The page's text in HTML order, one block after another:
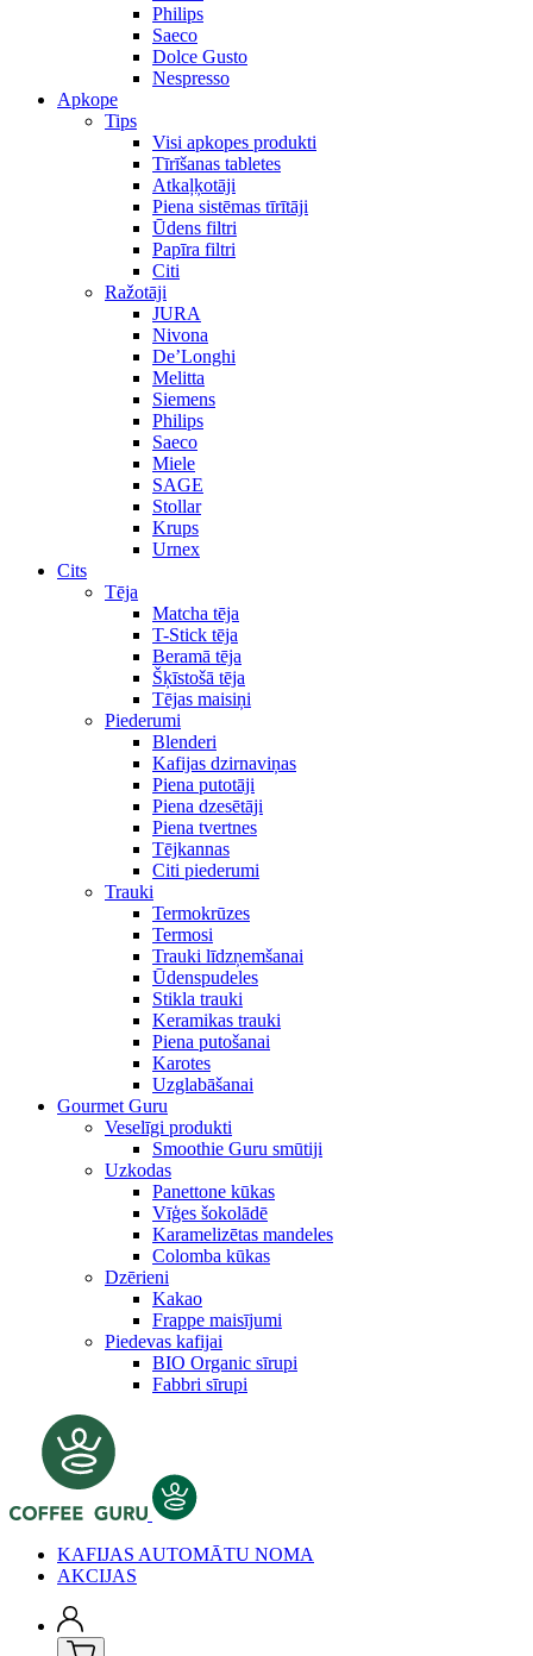
Philips
Saeco
Dolce Gusto
Nespresso
Apkope
Tips
Visi apkopes produkti
Tīrīšanas tabletes
Atkaļķotāji
Piena sistēmas tīrītāji
Ūdens filtri
Papīra filtri
Citi
Ražotāji
JURA
Nivona
De’Longhi
Melitta
Siemens
Philips
Saeco
Miele
SAGE
Stollar
Krups
Urnex
Cits
Tēja
Matcha tēja
T-Stick tēja
Beramā tēja
Šķīstošā tēja
Tējas maisiņi
Piederumi
Blenderi
Kafijas dzirnaviņas
Piena putotāji
Piena dzesētāji
Piena tvertnes
Tējkannas
Citi piederumi
Trauki
Termokrūzes
Termosi
Trauki līdzņemšanai
Ūdenspudeles
Stikla trauki
Keramikas trauki
Piena putošanai
Karotes
Uzglabāšanai
Gourmet Guru
Veselīgi produkti
Smoothie Guru smūtiji
Uzkodas
Panettone kūkas
Vīģes šokolādē
Karamelizētas mandeles
Colomba kūkas
Dzērieni
Kakao
Frappe maisījumi
Piedevas kafijai
BIO Organic sīrupi
Fabbri sīrupi
KAFIJAS AUTOMĀTU NOMA
AKCIJAS